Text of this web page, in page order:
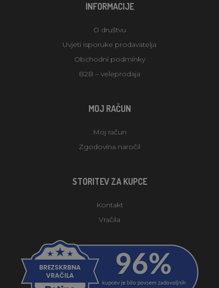
INFORMACIJE
O društvu
Uvjeti isporuke prodavatelja
Obchodní podmínky
B2B – veleprodaja
MOJ RAČUN
Moj račun
Zgodovina naročil
STORITEV ZA KUPCE
Kontakt
Vračila